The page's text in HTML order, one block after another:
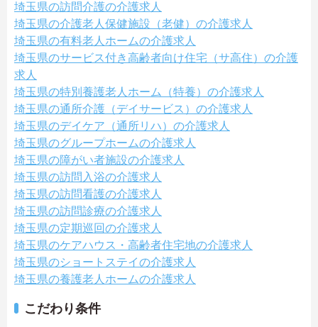
埼玉県の訪問介護の介護求人
埼玉県の介護老人保健施設（老健）の介護求人
埼玉県の有料老人ホームの介護求人
埼玉県のサービス付き高齢者向け住宅（サ高住）の介護
求人
埼玉県の特別養護老人ホーム（特養）の介護求人
埼玉県の通所介護（デイサービス）の介護求人
埼玉県のデイケア（通所リハ）の介護求人
埼玉県のグループホームの介護求人
埼玉県の障がい者施設の介護求人
埼玉県の訪問入浴の介護求人
埼玉県の訪問看護の介護求人
埼玉県の訪問診療の介護求人
埼玉県の定期巡回の介護求人
埼玉県のケアハウス・高齢者住宅地の介護求人
埼玉県のショートステイの介護求人
埼玉県の養護老人ホームの介護求人
こだわり条件